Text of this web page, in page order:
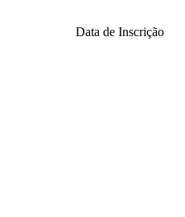
Data de Inscrição